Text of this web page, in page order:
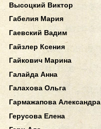
Высоцкий Виктор
Габелия Мария
Гаевский Вадим
Гайзлер Ксения
Гайкович Марина
Галайда Анна
Галахова Ольга
Гармажапова Александра
Герусова Елена